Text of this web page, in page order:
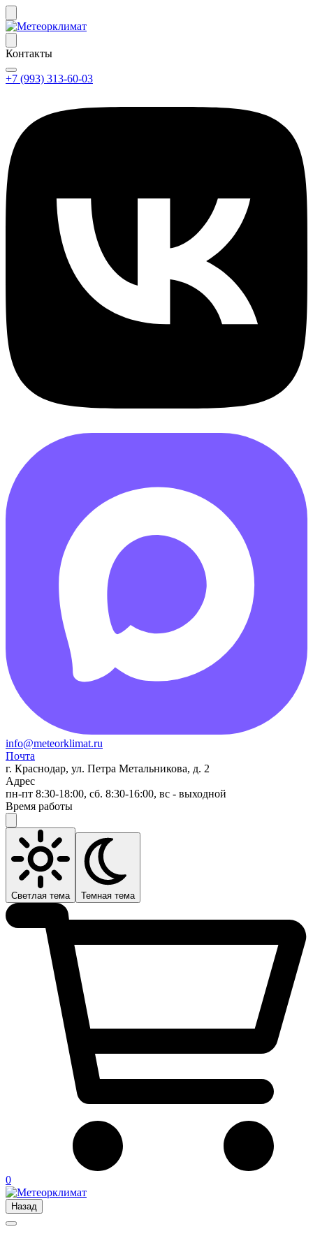
Контакты
+7 (993) 313-60-03
info@meteorklimat.ru
Почта
г. Краснодар, ул. Петра Метальникова, д. 2
Адрес
пн-пт 8:30-18:00, сб. 8:30-16:00, вс - выходной
Время работы
Светлая тема Темная тема
0
Назад